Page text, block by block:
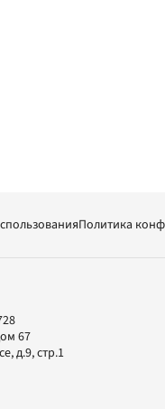
Политика
67
д.9, стр.1